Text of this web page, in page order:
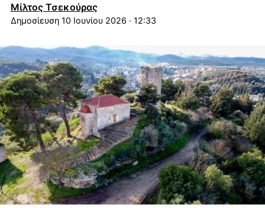
Μίλτος Τσεκούρας
10 Ιουνίου 2026 · 12:33